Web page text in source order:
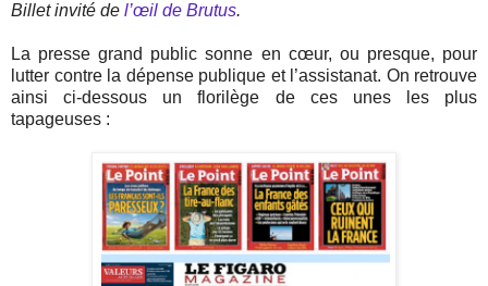
Billet invité de l’œil de Brutus.
La presse grand public sonne en cœur, ou presque, pour
lutter contre la dépense publique et l’assistanat. On retrouve
ainsi ci-dessous un florilège de ces unes les plus
tapageuses :